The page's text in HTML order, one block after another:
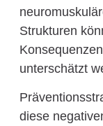
Strukturen
unterschätzt
diese